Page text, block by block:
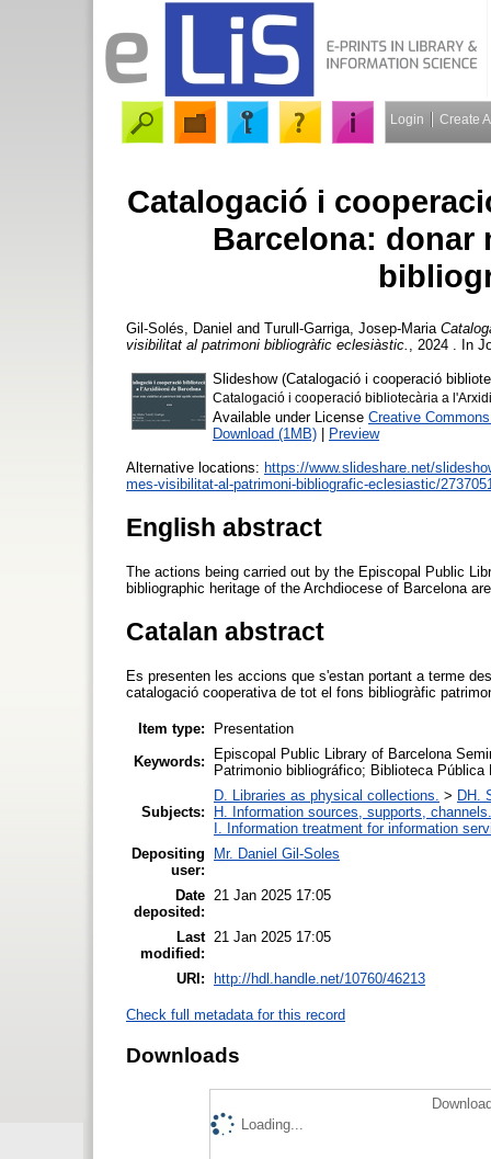
Login Create
Catalogació i
Barcelona:
Gil-Solés, Daniel and Turull-Garriga, Josep-Maria
visibilitat al patrimoni bibliogràfic eclesiàstic.
, 2024 . In
Slideshow (Catalogació i cooperació
Catalogació i cooperació bibliotecària a
Available under License Creative
Download (1MB) | Preview
Alternative locations: https://www.slideshare.net/
mes-visibilitat-al-patrimoni-bibliografic-eclesiastic/
English abstract
The actions being carried out by the Episcopal Public
bibliographic heritage of the Archdiocese of Barcelona
Catalan abstract
Es presenten les accions que s'estan portant a terme
catalogació cooperativa de tot el fons bibliogràfic
Item type:
Presentation
Keywords:
Episcopal Public Library of Barcelona
Patrimonio bibliográfico; Biblioteca
Subjects:
D. Libraries as physical collections. > DH.
H. Information sources, supports, channels.
I. Information treatment for information
Depositing
user:
Mr. Daniel Gil-Soles
Date
deposited:
21 Jan 2025 17:05
Last
modified:
21 Jan 2025 17:05
URI: http://hdl.handle.net/10760/46213
Check full metadata for this record
Downloads
Loading...